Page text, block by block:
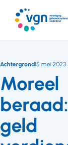
naar
hoofdinhoud
Moreel
beraad:
geld
Achtergrond15 mei 2023